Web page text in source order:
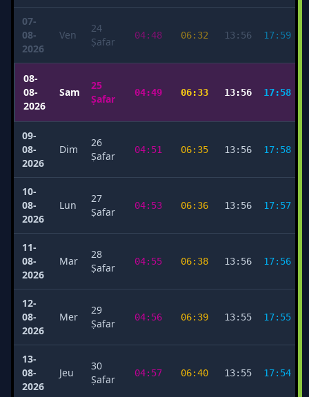
07-
08-
2026
Ven
24
Ṣafar
04:48 06:32 13:56 17:59
08-
08-
2026
Sam
25
Ṣafar
04:49 06:33 13:56 17:58
09-
08-
2026
Dim
26
Ṣafar
04:51 06:35 13:56 17:58
10-
08-
2026
Lun
27
Ṣafar
04:53 06:36 13:56 17:57
11-
08-
2026
Mar
28
Ṣafar
04:55 06:38 13:56 17:56
12-
08-
2026
Mer
29
Ṣafar
04:56 06:39 13:55 17:55
13-
08-
2026
Jeu
30
Ṣafar
04:57 06:40 13:55 17:54